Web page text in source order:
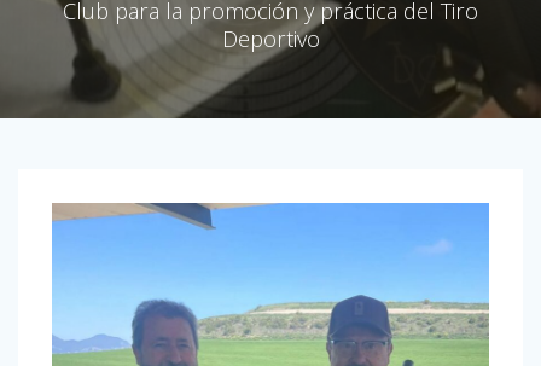
Club para la promoción y práctica del Tiro
Deportivo